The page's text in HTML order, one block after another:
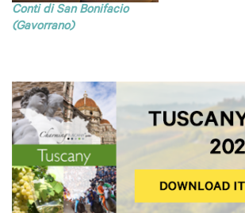
Conti di San Bonifacio
(Gavorrano)